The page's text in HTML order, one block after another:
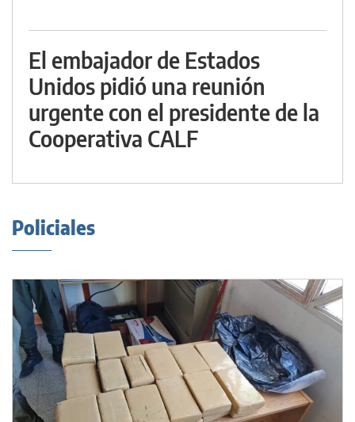
El embajador de Estados
Unidos pidió una reunión
urgente con el presidente de la
Cooperativa CALF
Policiales